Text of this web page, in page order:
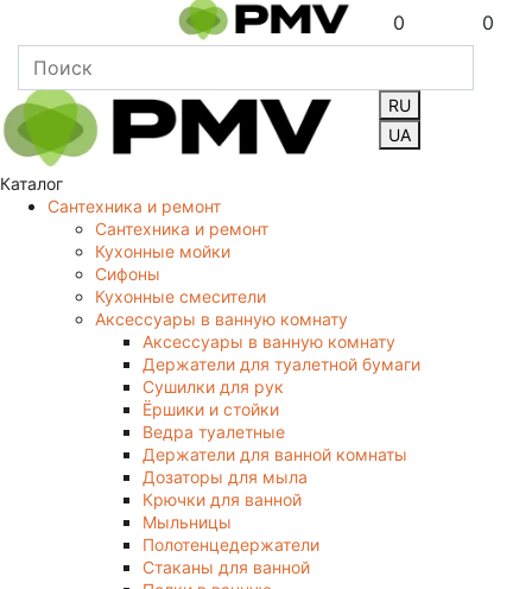
0 0
RU
UA
Каталог
Сантехника и ремонт
Сантехника и ремонт
Кухонные мойки
Сифоны
Кухонные смесители
Аксессуары в ванную комнату
Аксессуары в ванную комнату
Держатели для туалетной бумаги
Сушилки для рук
Ёршики и стойки
Ведра туалетные
Держатели для ванной комнаты
Дозаторы для мыла
Крючки для ванной
Мыльницы
Полотенцедержатели
Стаканы для ванной